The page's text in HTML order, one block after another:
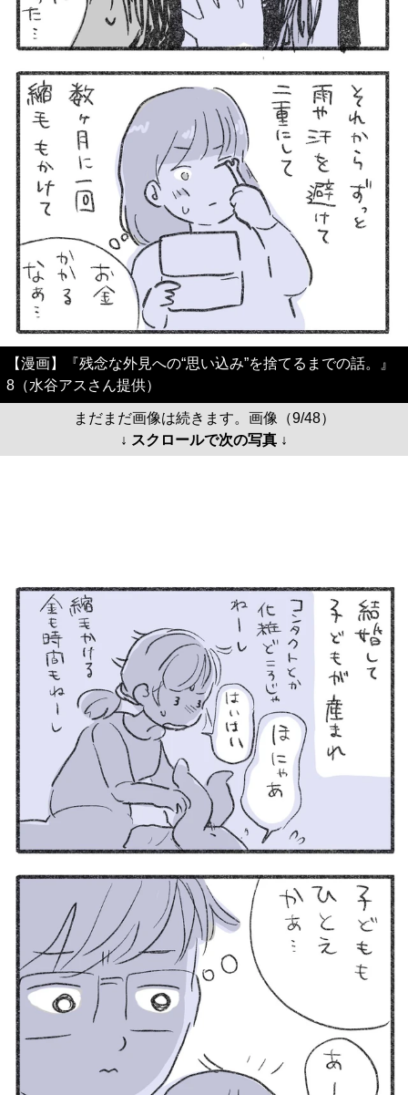
【漫画】『残念な外見への“思い込み”を捨てるまでの話。』
8（水谷アスさん提供）
まだまだ画像は続きます。画像（9/48）
↓ スクロールで次の写真 ↓